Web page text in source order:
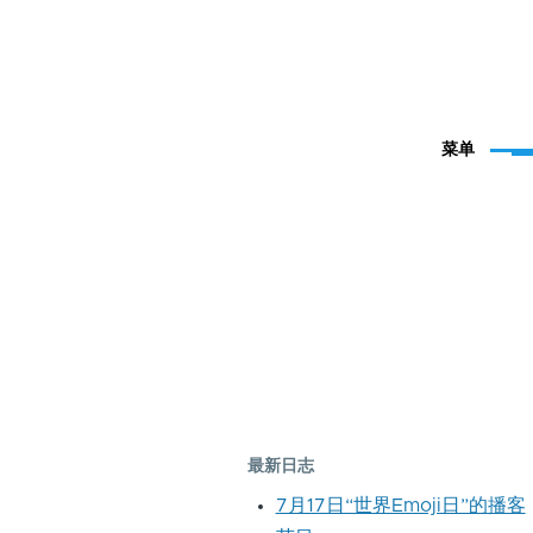
菜单
最新日志
7月17日“世界Emoji日”的播客